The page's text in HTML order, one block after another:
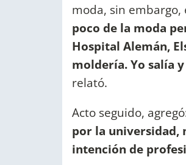
moda, sin embargo,
poco de la moda
Hospital Alemán,
moldería. Yo salía
relató.
Acto seguido,
por la universidad,
intención de